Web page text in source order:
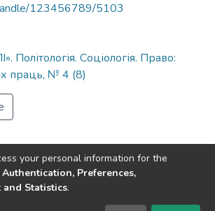
123456789/5103
Політологія. Соціологія. Право:
праць, № 4 (8)
your personal information for the
Authentication, Preferences,
Statistics.